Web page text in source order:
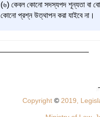
(৬) কেবল কোনো সদস্যপদ শূন্যতা বা বোর্ড
কোনো প্রশ্ন উত্থাপন করা যাইবে না।
Copyright © 2019,